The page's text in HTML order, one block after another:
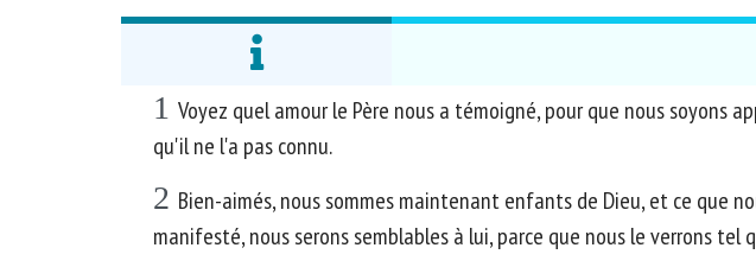
1 Voyez quel amour le Père nous a témoigné, pour que nous soyons
qu'il ne l'a pas connu.
2 Bien-aimés, nous sommes maintenant enfants de Dieu, et ce que
manifesté, nous serons semblables à lui, parce que nous le verrons tel